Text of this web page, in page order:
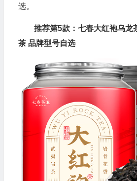
选。
推荐第5款：七春大红袍乌龙
茶 品牌型号自选